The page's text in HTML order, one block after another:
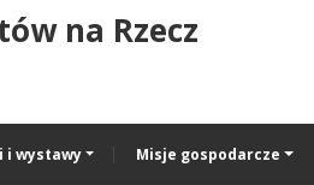
na Rzecz
i wystawy Misje gospodarcze